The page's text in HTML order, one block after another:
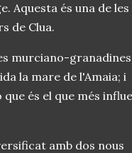
Aquesta és una de les
de Clua.
murciano-
la mare de l'Amaia; i
és el que més
amb dos nous